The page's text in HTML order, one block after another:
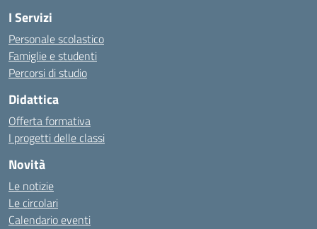
I Servizi
Personale scolastico
Famiglie e studenti
Percorsi di studio
Didattica
Offerta formativa
I progetti delle classi
Novità
Le notizie
Le circolari
Calendario eventi